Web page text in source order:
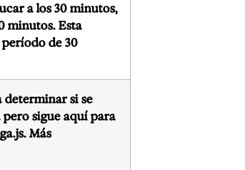
a los 30 minutos,
minutos. Esta
de 30
determinar si se
sigue aquí para
Más